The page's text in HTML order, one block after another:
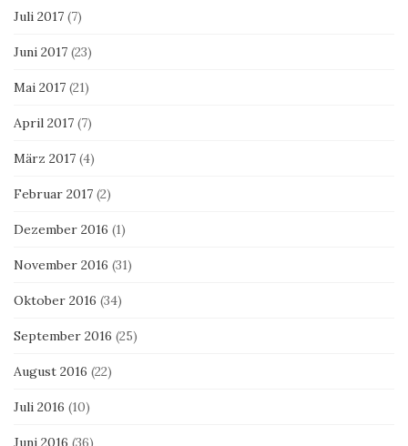
Juli 2017 (7)
Juni 2017 (23)
Mai 2017 (21)
April 2017 (7)
März 2017 (4)
Februar 2017 (2)
Dezember 2016 (1)
November 2016 (31)
Oktober 2016 (34)
September 2016 (25)
August 2016 (22)
Juli 2016 (10)
Juni 2016 (36)